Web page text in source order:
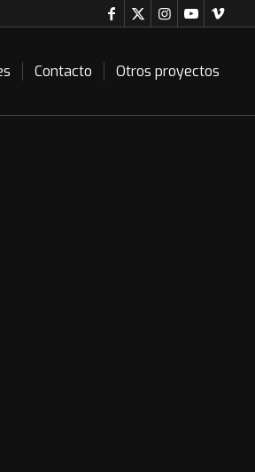
Contacto Otros proyectos